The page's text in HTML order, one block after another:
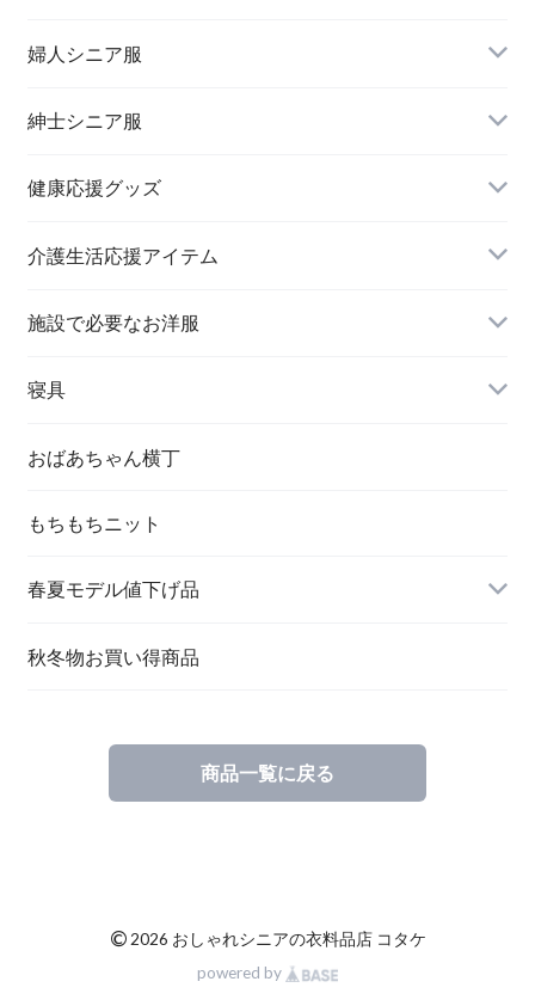
婦人シニア服
トップス
紳士シニア服
スラックス
健康応援グッズ
介護生活応援アイテム
施設で必要なお洋服
婦人 トップス
寝具
おばあちゃん横丁
もちもちニット
春夏モデル値下げ品
秋冬物お買い得商品
商品一覧に戻る
© 2026 おしゃれシニアの衣料品店 コタケ
powered by